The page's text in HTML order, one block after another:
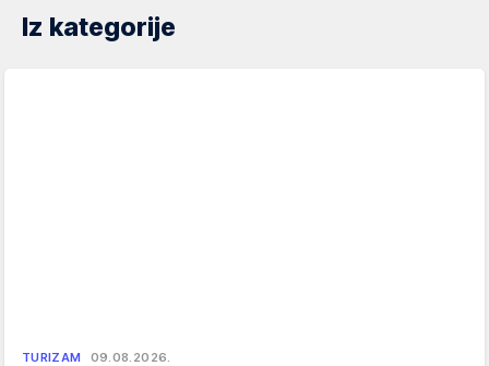
Iz kategorije
TURIZAM 09.08.2026.